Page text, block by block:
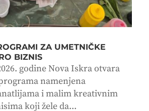
ZA UMETNIČKE
BIZNIS
godine Nova Iskra otvara
namenjena
i malim kreativnim
koji žele da...